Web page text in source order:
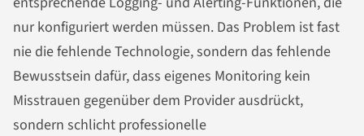
nur konfiguriert werden müssen. Das Problem ist fast
nie die fehlende Technologie, sondern das fehlende
Bewusstsein dafür, dass eigenes Monitoring kein
Misstrauen gegenüber dem Provider ausdrückt,
sondern schlicht professionelle